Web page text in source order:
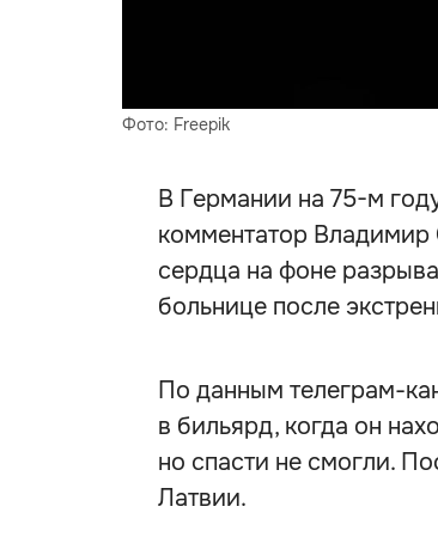
Фото: Freepik
В Германии на 75-м
комментатор Владимир
сердца на фоне
больнице после
По данным телеграм-
в бильярд, когда он
но спасти не смогли.
Латвии.